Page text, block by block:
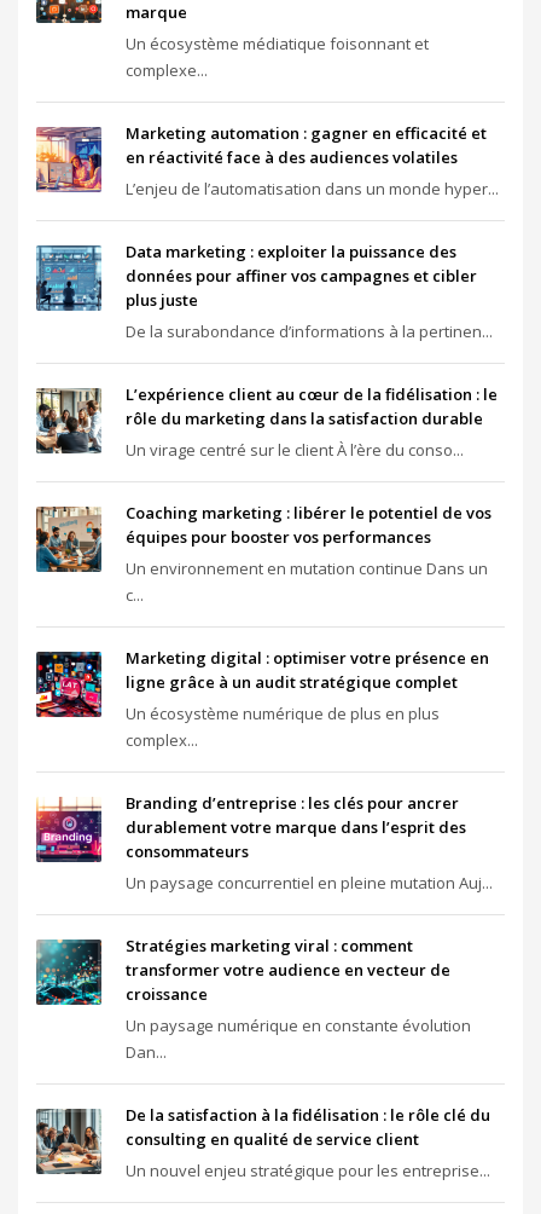
marque
Un écosystème médiatique foisonnant et
complexe...
Marketing automation : gagner en efficacité et
en réactivité face à des audiences volatiles
L’enjeu de l’automatisation dans un monde hyper...
Data marketing : exploiter la puissance des
données pour affiner vos campagnes et cibler
plus juste
De la surabondance d’informations à la pertinen...
L’expérience client au cœur de la fidélisation : le
rôle du marketing dans la satisfaction durable
Un virage centré sur le client À l’ère du conso...
Coaching marketing : libérer le potentiel de vos
équipes pour booster vos performances
Un environnement en mutation continue Dans un
c...
Marketing digital : optimiser votre présence en
ligne grâce à un audit stratégique complet
Un écosystème numérique de plus en plus
complex...
Branding d’entreprise : les clés pour ancrer
durablement votre marque dans l’esprit des
consommateurs
Un paysage concurrentiel en pleine mutation Auj...
Stratégies marketing viral : comment
transformer votre audience en vecteur de
croissance
Un paysage numérique en constante évolution
Dan...
De la satisfaction à la fidélisation : le rôle clé du
consulting en qualité de service client
Un nouvel enjeu stratégique pour les entreprise...